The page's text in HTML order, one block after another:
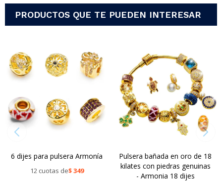
PRODUCTOS QUE TE PUEDEN INTERESAR
6 dijes para pulsera Armonía
12 cuotas de$349
Pulsera bañada en oro de 18
kilates con piedras genuinas
- Armonia 18 dijes